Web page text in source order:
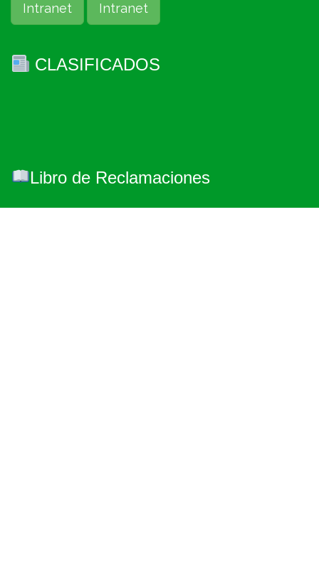
Intranet Intranet
CLASIFICADOS
Libro de Reclamaciones